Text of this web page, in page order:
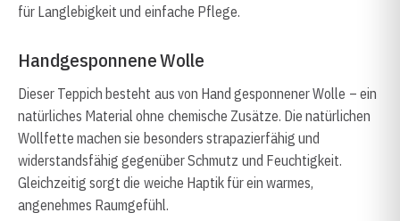
für Langlebigkeit und einfache Pflege.
Handgesponnene Wolle
Dieser Teppich besteht aus von Hand gesponnener Wolle – ein
natürliches Material ohne chemische Zusätze. Die natürlichen
Wollfette machen sie besonders strapazierfähig und
widerstandsfähig gegenüber Schmutz und Feuchtigkeit.
Gleichzeitig sorgt die weiche Haptik für ein warmes,
angenehmes Raumgefühl.